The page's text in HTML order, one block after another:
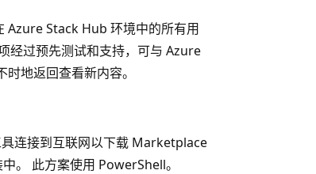
Azure Stack Hub 环境中的所有用
经过预先测试和支持，可与 Azure
地返回查看新内容。
连接到互联网以下载 Marketplace
。 此方案使用 PowerShell。